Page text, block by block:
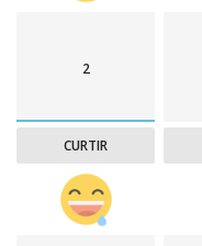
2
CURTIR